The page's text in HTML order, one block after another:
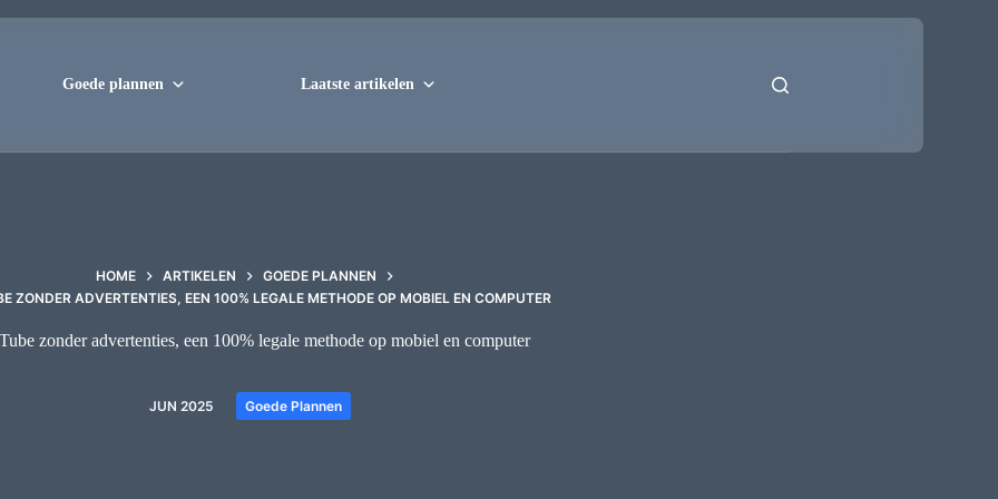
Goede plannen Laatste artikelen
HOME ARTIKELEN
GOEDE PLANNEN
ZONDER ADVERTENTIES, EEN 100% LEGALE METHODE OP MOBIEL EN COMPUTER
zonder advertenties, een 100% legale methode op mobiel en computer
JUN 2025 Goede Plannen